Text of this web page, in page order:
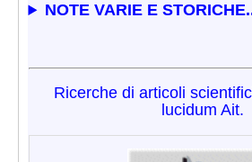
NOTE VARIE E
Ricerche di articoli
lucidum Ait.